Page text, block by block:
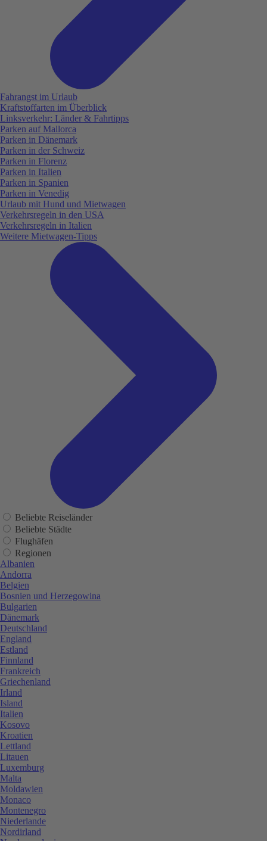
Fahrangst im Urlaub
Kraftstoffarten im Überblick
Linksverkehr: Länder & Fahrtipps
Parken auf Mallorca
Parken in Dänemark
Parken in der Schweiz
Parken in Florenz
Parken in Italien
Parken in Spanien
Parken in Venedig
Urlaub mit Hund und Mietwagen
Verkehrsregeln in den USA
Verkehrsregeln in Italien
Weitere Mietwagen-Tipps
Beliebte Reiseländer
Beliebte Städte
Flughäfen
Regionen
Albanien
Andorra
Belgien
Bosnien und Herzegowina
Bulgarien
Dänemark
Deutschland
England
Estland
Finnland
Frankreich
Griechenland
Irland
Island
Italien
Kosovo
Kroatien
Lettland
Litauen
Luxemburg
Malta
Moldawien
Monaco
Montenegro
Niederlande
Nordirland